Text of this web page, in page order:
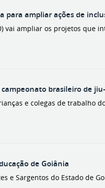
para ampliar ações de
ampliar os projetos que
brasileiro de
e colegas de trabalho
de Goiânia
e Sargentos do Estado de